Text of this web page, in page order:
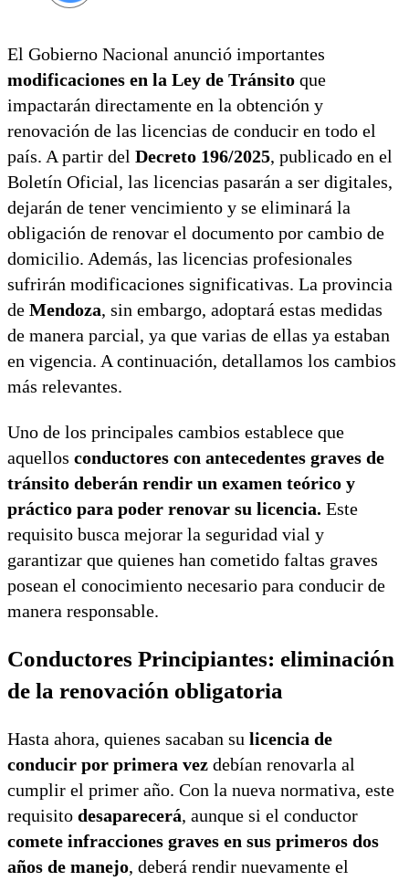
El Gobierno Nacional anunció importantes
modificaciones en la Ley de Tránsito que
impactarán directamente en la obtención y
renovación de las licencias de conducir en todo el
país. A partir del Decreto 196/2025, publicado en el
Boletín Oficial, las licencias pasarán a ser digitales,
dejarán de tener vencimiento y se eliminará la
obligación de renovar el documento por cambio de
domicilio. Además, las licencias profesionales
sufrirán modificaciones significativas. La provincia
de Mendoza, sin embargo, adoptará estas medidas
de manera parcial, ya que varias de ellas ya estaban
en vigencia. A continuación, detallamos los cambios
más relevantes.
Uno de los principales cambios establece que
aquellos conductores con antecedentes graves de
tránsito deberán rendir un examen teórico y
práctico para poder renovar su licencia. Este
requisito busca mejorar la seguridad vial y
garantizar que quienes han cometido faltas graves
posean el conocimiento necesario para conducir de
manera responsable.
Conductores Principiantes: eliminación
de la renovación obligatoria
Hasta ahora, quienes sacaban su licencia de
conducir por primera vez debían renovarla al
cumplir el primer año. Con la nueva normativa, este
requisito desaparecerá, aunque si el conductor
comete infracciones graves en sus primeros dos
años de manejo, deberá rendir nuevamente el